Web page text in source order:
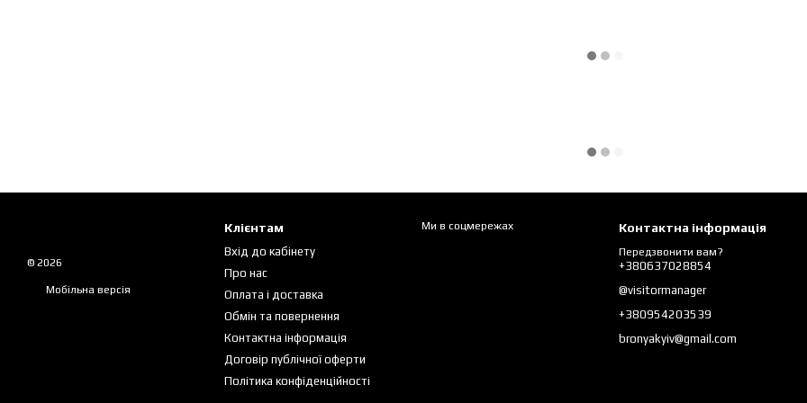
© 2026
Мобільна версія
Клієнтам
Вхід до кабінету
Про нас
Оплата і доставка
Обмін та повернення
Контактна інформація
Договір публічної оферти
Політика конфіденційності
Ми в соцмережах Контактна інформація
Передзвонити вам?
+380637028854
@visitormanager
+380954203539
bronyakyiv@gmail.com